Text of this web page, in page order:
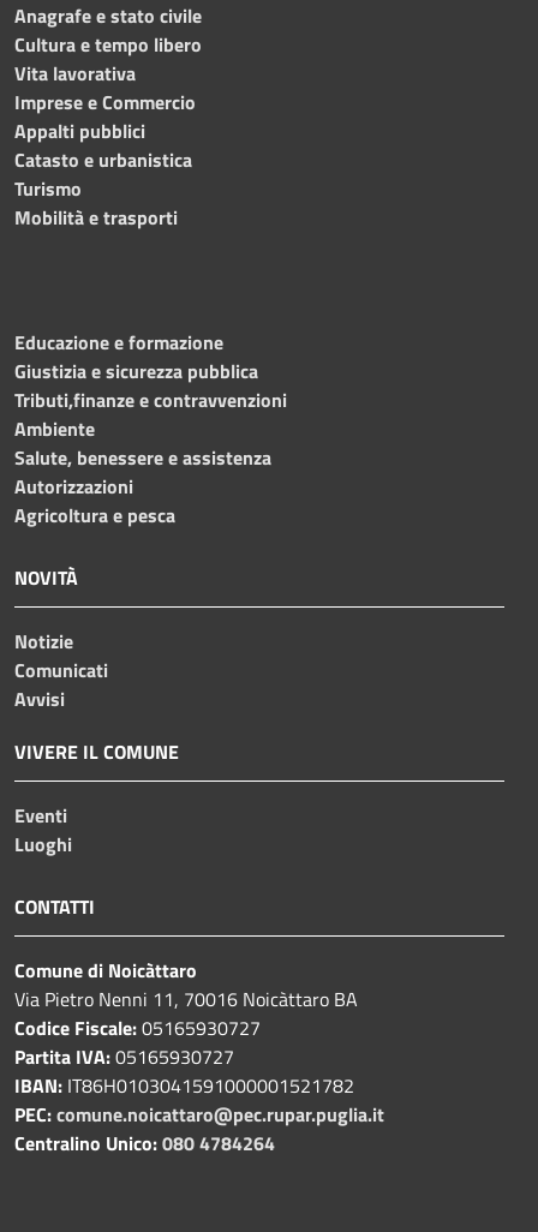
Anagrafe e stato civile
Cultura e tempo libero
Vita lavorativa
Imprese e Commercio
Appalti pubblici
Catasto e urbanistica
Turismo
Mobilità e trasporti
Educazione e formazione
Giustizia e sicurezza pubblica
Tributi,finanze e contravvenzioni
Ambiente
Salute, benessere e assistenza
Autorizzazioni
Agricoltura e pesca
NOVITÀ
Notizie
Comunicati
Avvisi
VIVERE IL COMUNE
Eventi
Luoghi
CONTATTI
Comune di Noicàttaro
Via Pietro Nenni 11, 70016 Noicàttaro BA
Codice Fiscale:05165930727
Partita IVA:05165930727
IBAN: IT86H0103041591000001521782
PEC:comune.noicattaro@pec.rupar.puglia.it
Centralino Unico:080 4784264